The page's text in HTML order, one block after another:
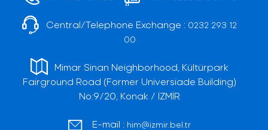
Central/Telephone Exchange : 0232 293 12
00
Mimar Sinan Neighborhood, Kültürpark
Fairground Road (Former Universiade Building)
No:9/20, Konak / İZMİR
E-mail : him@izmir.bel.tr